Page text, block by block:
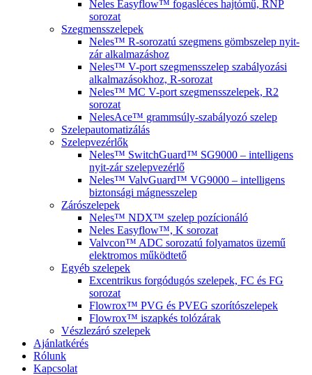
Neles Easyflow™ fogasléces hajtómű, RNP
sorozat
Szegmensszelepek
Neles™ R-sorozatú szegmens gömbszelep nyit-
zár alkalmazáshoz
Neles™ V-port szegmensszelep szabályozási
alkalmazásokhoz, R-sorozat
Neles™ MC V-port szegmensszelepek, R2
sorozat
NelesAce™ grammsúly-szabályozó szelep
Szelepautomatizálás
Szelepvezérlők
Neles™ SwitchGuard™ SG9000 – intelligens
nyit-zár szelepvezérlő
Neles™ ValvGuard™ VG9000 – intelligens
biztonsági mágnesszelep
Zárószelepek
Neles™ NDX™ szelep pozícionáló
Neles Easyflow™, K sorozat
Valvcon™ ADC sorozatú folyamatos üzemű
elektromos működtető
Egyéb szelepek
Excentrikus forgódugós szelepek, FC és FG
sorozat
Flowrox™ PVG és PVEG szorítószelepek
Flowrox™ iszapkés tolózárak
Vészlezáró szelepek
Ajánlatkérés
Rólunk
Kapcsolat